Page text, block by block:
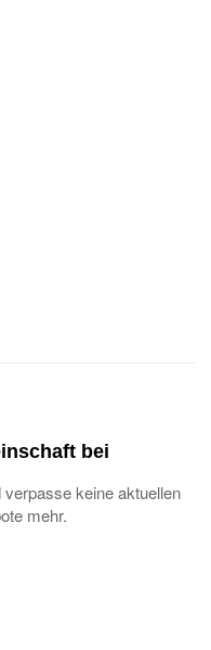
bei
keine aktuellen
mehr.